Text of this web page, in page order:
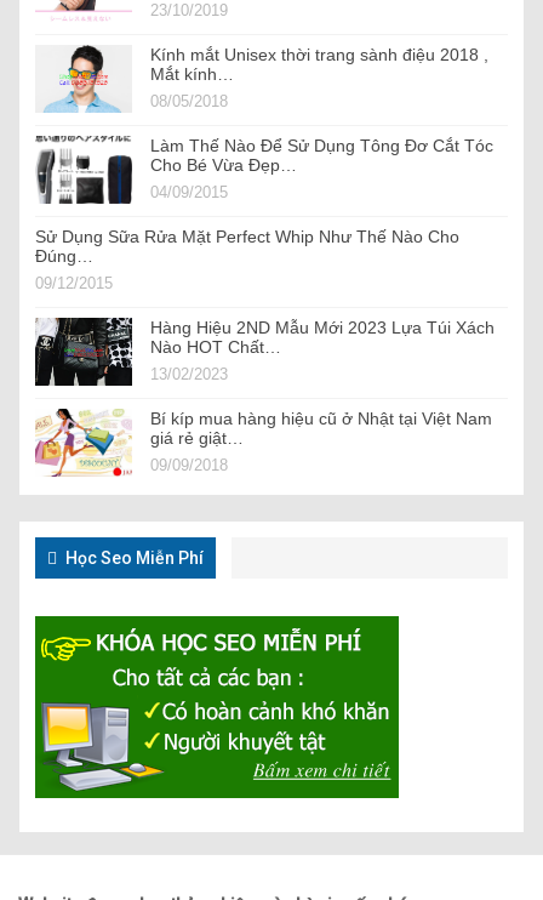
23/10/2019
Kính mắt Unisex thời trang sành điệu 2018 ,
Mắt kính…
08/05/2018
Làm Thế Nào Để Sử Dụng Tông Đơ Cắt Tóc
Cho Bé Vừa Đẹp…
04/09/2015
Sử Dụng Sữa Rửa Mặt Perfect Whip Như Thế Nào Cho
Đúng…
09/12/2015
Hàng Hiệu 2ND Mẫu Mới 2023 Lựa Túi Xách
Nào HOT Chất…
13/02/2023
Bí kíp mua hàng hiệu cũ ở Nhật tại Việt Nam
giá rẻ giật…
09/09/2018
Học Seo Miễn Phí